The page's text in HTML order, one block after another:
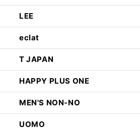
LEE
eclat
T JAPAN
HAPPY PLUS ONE
MEN'S NON-NO
UOMO